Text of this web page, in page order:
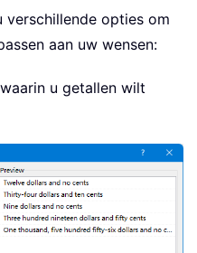
verschillende opties om
aan uw wensen:
u getallen wilt